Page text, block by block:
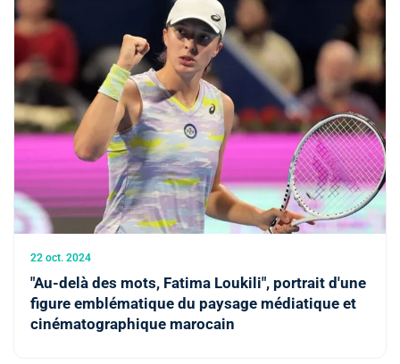
22 oct. 2024
"Au-delà des mots, Fatima Loukili", portrait d'une
figure emblématique du paysage médiatique et
cinématographique marocain